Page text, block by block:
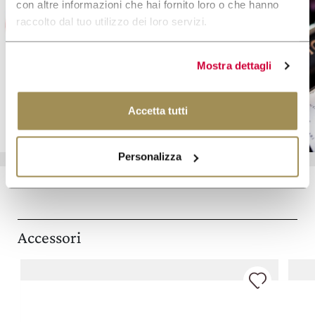
con altre informazioni che hai fornito loro o che hanno
raccolto dal tuo utilizzo dei loro servizi.
Mostra dettagli
Accetta tutti
Personalizza
Gift Card
SCOPRI DI PIÙ
Accessori